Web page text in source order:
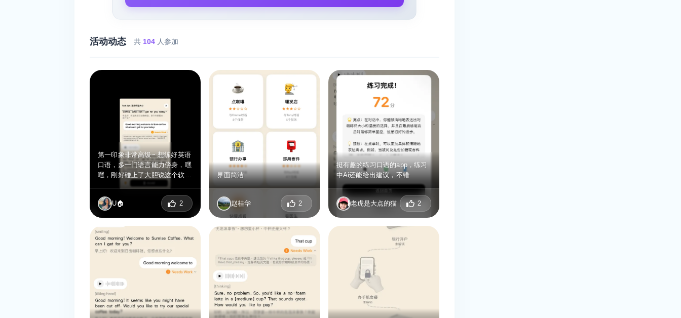
活动动态 共 104 人参加
第一印象非常高级~ 想练好英语
口语，多一门语言能力傍身，嘿
嘿，刚好碰上了大胆说这个软
件，而且名字我也很喜欢啊，就
应该大胆说出来，这样才能更好
的练习，喜欢喜欢。
U🏠 2
界面简洁
赵桂华 2
挺有趣的练习口语的app，练习
中Ai还能给出建议，不错
老虎是大点的猫 2